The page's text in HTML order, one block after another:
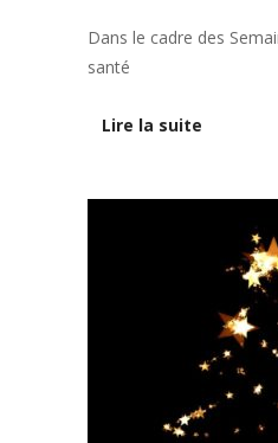
Dans le cadre des
santé
Lire la suite